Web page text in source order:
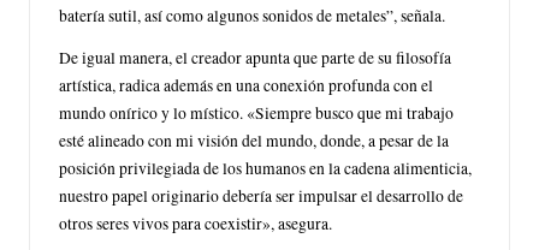
batería sutil, así como algunos sonidos de metales”, señala.
De igual manera, el creador apunta que parte de su filosofía
artística, radica además en una conexión profunda con el
mundo onírico y lo místico. «Siempre busco que mi trabajo
esté alineado con mi visión del mundo, donde, a pesar de la
posición privilegiada de los humanos en la cadena alimenticia,
nuestro papel originario debería ser impulsar el desarrollo de
otros seres vivos para coexistir», asegura.